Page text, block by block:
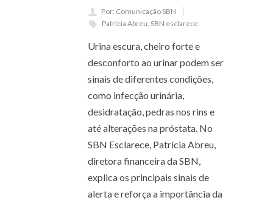
Por: Comunicação SBN
Patrícia Abreu SBN esclarece
Urina escura, cheiro forte e
desconforto ao urinar podem ser
sinais de diferentes condições,
como infecção urinária,
desidratação, pedras nos rins e
até alterações na próstata. No
SBN Esclarece, Patrícia Abreu,
diretora financeira da SBN,
explica os principais sinais de
alerta e reforça a importância da